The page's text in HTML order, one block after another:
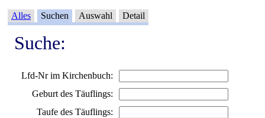
Alles Suchen Auswahl Detail
Suche:
Lfd-Nr im Kirchenbuch:
Geburt des Täuflings:
Taufe des Täuflings: